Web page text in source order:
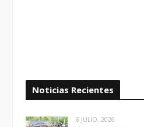
Noticias Recientes
6 JULIO, 2026